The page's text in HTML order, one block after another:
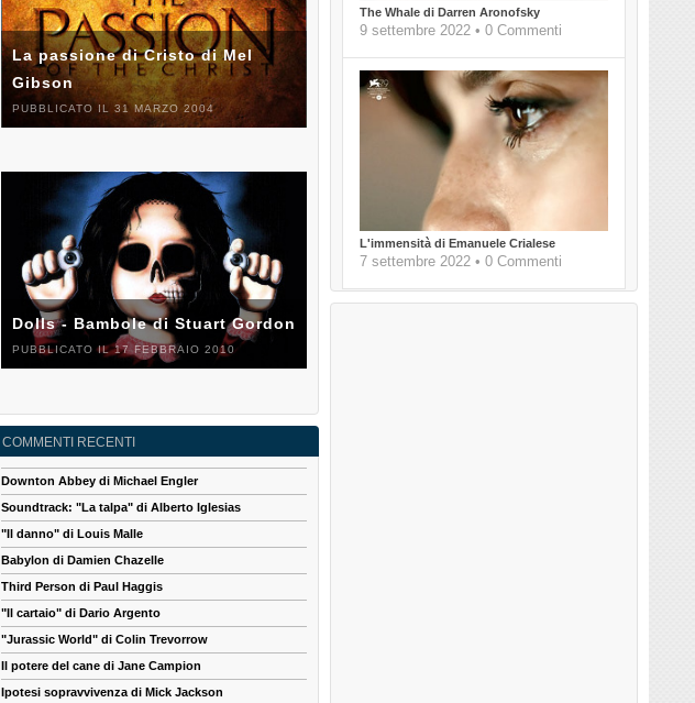
The Whale di Darren Aronofsky
9 settembre 2022 • 0 Commenti
L'immensità di Emanuele Crialese
7 settembre 2022 • 0 Commenti
La passione di Cristo di Mel
Gibson
PUBBLICATO IL 31 MARZO 2004
Dolls - Bambole di Stuart Gordon
PUBBLICATO IL 17 FEBBRAIO 2010
COMMENTI RECENTI
Downton Abbey di Michael Engler
Soundtrack: "La talpa" di Alberto Iglesias
"Il danno" di Louis Malle
Babylon di Damien Chazelle
Third Person di Paul Haggis
"Il cartaio" di Dario Argento
"Jurassic World" di Colin Trevorrow
Il potere del cane di Jane Campion
Ipotesi sopravvivenza di Mick Jackson